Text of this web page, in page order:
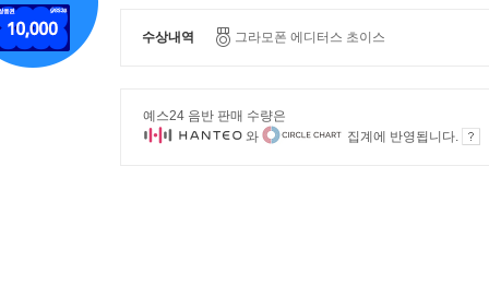
수상내역 그라모폰 에디터스 초이스
예스24 음반 판매 수량은
와
집계에 반영됩니다.